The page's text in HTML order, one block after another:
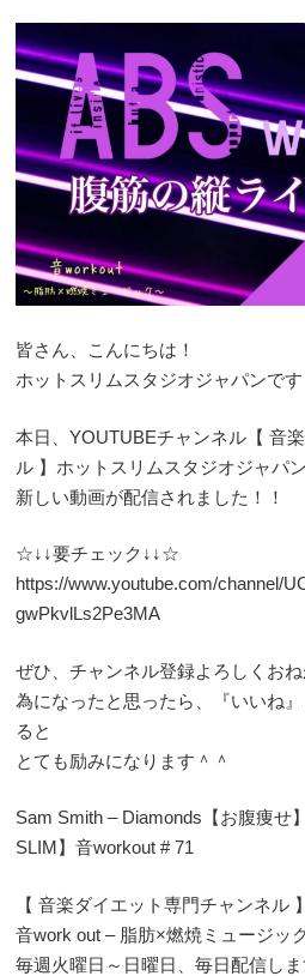
皆さん、こんにちは！
ホットスリムスタジオジャパンです
本日、YOUTUBEチャンネル【 音
ル 】ホットスリムスタジオジャパ
新しい動画が配信されました！！
☆↓↓要チェック↓↓☆
https://www.youtube.com/channel/
gwPkvlLs2Pe3MA
ぜひ、チャンネル登録よろしくおね
為になったと思ったら、『いいね
ると
とても励みになります＾＾
Sam Smith – Diamonds【お腹痩せ
SLIM】音workout # 71
【 音楽ダイエット専門チャンネル 】
音work out – 脂肪×燃焼ミュージッ
毎週火曜日～日曜日、毎日配信しま